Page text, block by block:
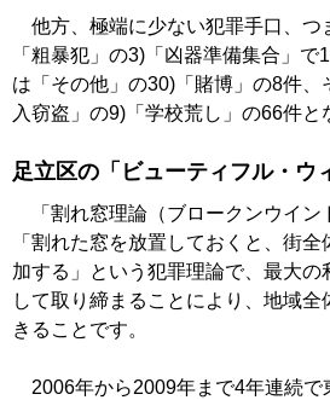
他方、極端に少ない犯罪手口、つ
「粗暴犯」の3)「凶器準備集合」
は「その他」の30)「賭博」の8件、
入窃盗」の9)「学校荒し」の66件と
足立区の「ビューティフル・ウ
「割れ窓理論（ブロークンウイン
「割れた窓を放置しておくと、街
加する」という犯罪理論で、最大の
して取り締まることにより、地域
きることです。
2006年から2009年まで4年連続で